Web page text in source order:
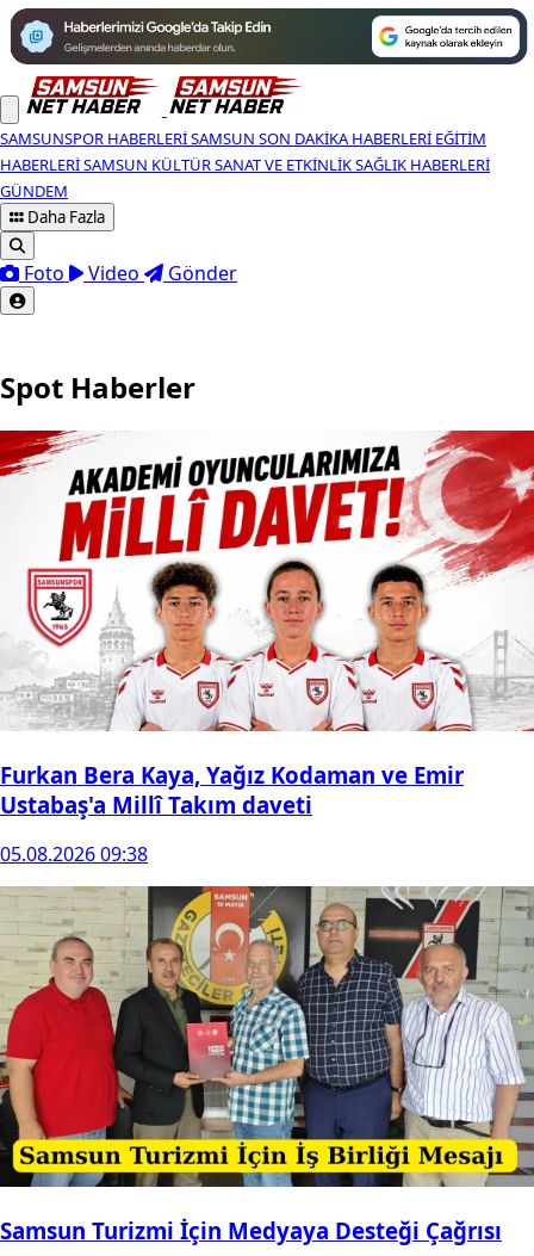
SAMSUNSPOR HABERLERISAMSUN SON DAKIKA HABERLERI EĞITIM
HABERLERISAMSUN KÜLTÜR SANAT VE ETKINLIKSAĞLIK HABERLERI
GÜNDEM
Daha Fazla
Foto Video Gönder
Spot Haberler
Furkan Bera Kaya, Yağız Kodaman ve Emir
Ustabaş'a Millî Takım daveti
05.08.2026 09:38
Samsun Turizmi İçin Medyaya Desteği Çağrısı